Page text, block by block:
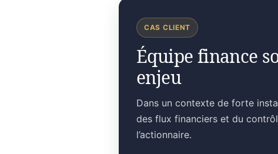
CAS CLIENT
Équipe finance
enjeu
Dans un contexte de forte
des flux financiers et du
l’actionnaire.